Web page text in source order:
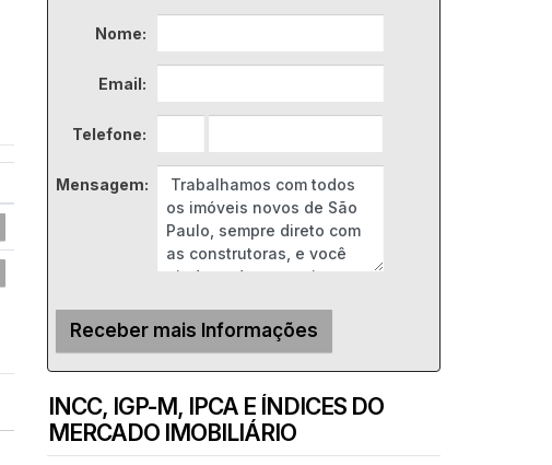
Nome:
Email:
Telefone:
Mensagem:
INCC, IGP-M, IPCA E ÍNDICES DO
MERCADO IMOBILIÁRIO